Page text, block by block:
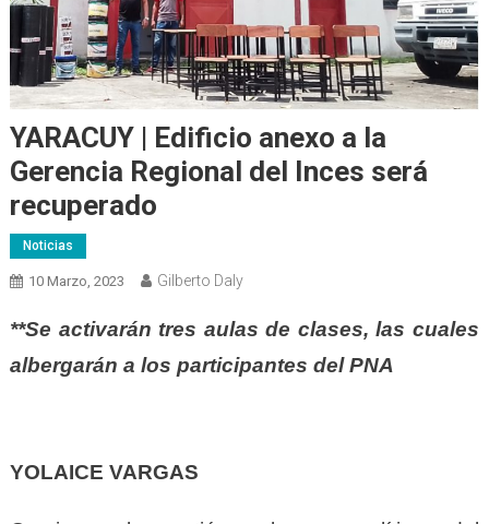
YARACUY | Edificio anexo a la
Gerencia Regional del Inces será
recuperado
Noticias
10 Marzo, 2023 Gilberto Daly
**Se activarán tres aulas de clases, las cuales
albergarán a los participantes del PNA
YOLAICE VARGAS